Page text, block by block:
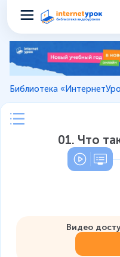
Библиотека
01. Что
Видео